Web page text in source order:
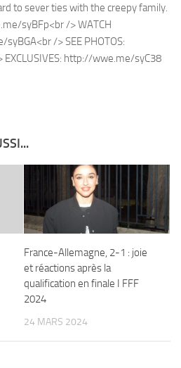
France-Allemagne, 2-1 : joie
et réactions après la
qualification en finale I FFF
2024
24 MARS 2024